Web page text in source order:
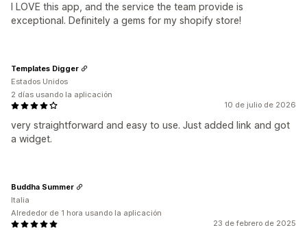
I LOVE this app, and the service the team provide is
exceptional. Definitely a gems for my shopify store!
10 de julio de 2026
very straightforward and easy to use. Just added link and got
a widget.
Templates Digger
Estados Unidos
2 días usando la aplicación
23 de febrero de 2025
Buddha Summer
Italia
Alrededor de 1 hora usando la aplicación